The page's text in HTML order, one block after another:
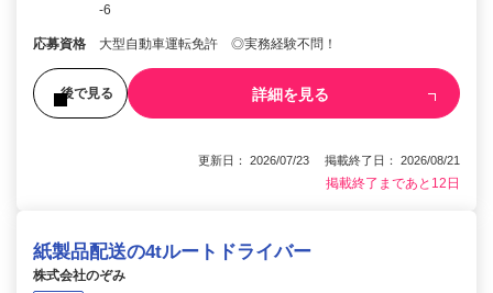
-6
応募資格 大型自動車運転免許 ◎実務経験不問！
後で見る 詳細を見る
更新日： 2026/07/23 掲載終了日： 2026/08/21
掲載終了まであと12日
紙製品配送の4tルートドライバー
株式会社のぞみ